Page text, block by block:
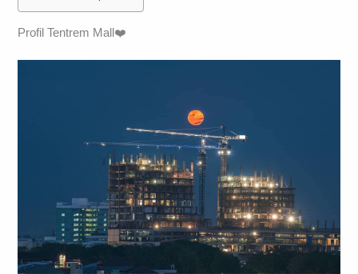
Profil Tentrem Mall❤️